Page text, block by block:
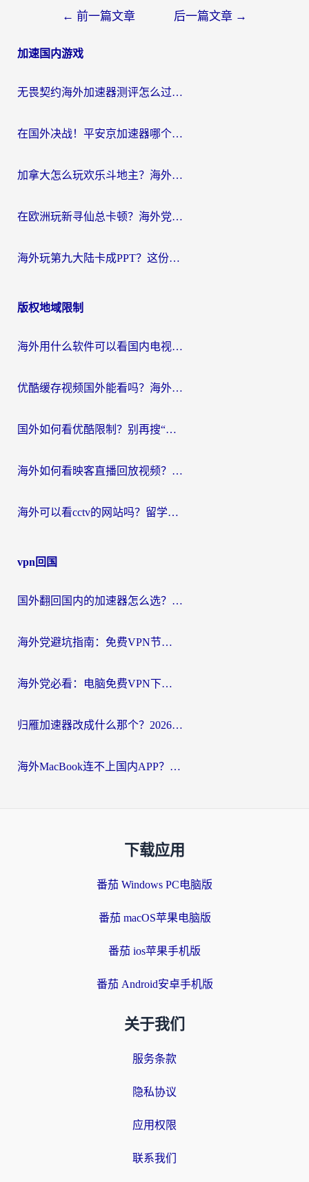
导
← 前一篇文章 后一篇文章 →
加速国内游戏
无畏契约海外加速器测评怎么过？海外玩家亲测实用指南（附小众技巧）
在国外决战！平安京加速器哪个好用一点？老玩家亲测番茄加速器全解析
加拿大怎么玩欢乐斗地主？海外党国服游戏加速终极指南（附绝地求生未来之役300英雄实测）
在欧洲玩新寻仙总卡顿？海外党必看的国服游戏加速全攻略
海外玩第九大陆卡成PPT？这份网络加速指南帮你丝滑上分
版权地域限制
海外用什么软件可以看国内电视？留学生亲测有效的追剧自由指南
优酷缓存视频国外能看吗？海外党追剧看片的终极解决方案来了
国外如何看优酷限制？别再搜“在日本哪个软件可以看中国电视剧”，这篇教你搞定
海外如何看映客直播回放视频？这份攻略帮你搞定（附腾讯优酷观看技巧）
海外可以看cctv的网站吗？留学生亲测有效的回国追剧方案
vpn回国
国外翻回国内的加速器怎么选？海外党亲测实用指南，告别地域限制
海外党避坑指南：免费VPN节点真的靠谱吗？教你选对回国加速器无缝访问国内资源
海外党必看：电脑免费VPN下载指南+回国加速器选择全攻略，告别地区限制
归雁加速器改成什么那个？2026海外党回国加速全攻略：告别地区限制，轻松刷剧玩游戏
海外MacBook连不上国内APP？选对回国VPN，告别地区限制的烦恼
下载应用
番茄 Windows PC电脑版
番茄 macOS苹果电脑版
番茄 ios苹果手机版
番茄 Android安卓手机版
关于我们
服务条款
隐私协议
应用权限
联系我们